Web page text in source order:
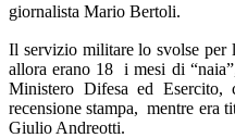
giornalista Mario Bertoli.
Il servizio militare lo svolse per
allora erano 18 i mesi di
Ministero Difesa ed Esercito,
recensione stampa, mentre era
Giulio Andreotti.